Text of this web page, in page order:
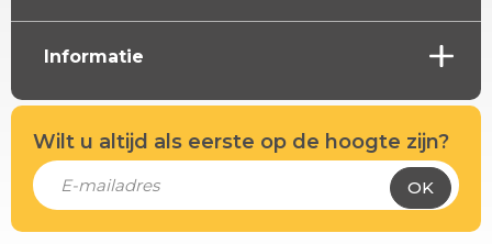
Informatie
Wilt u altijd als eerste op de hoogte zijn?
OK